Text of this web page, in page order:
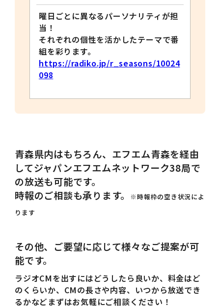
曜日ごとに異なるパーソナリティが担
当！
それぞれの個性を活かしたテーマで番
組を彩ります。
https://radiko.jp/r_seasons/10024
098
青森県内はもちろん、エフエム青森を経由
してジャパンエフエムネットワーク38局で
の放送も可能です。
時報のご相談も承ります。
※時報枠の空き状況によ
ります
その他、ご要望に応じて様々なご提案が可
能です。
ラジオCMを出すにはどうしたら良いか、料金はど
のくらいか、CMの長さや内容、いつから放送でき
るかなどまずはお気軽にご相談ください！